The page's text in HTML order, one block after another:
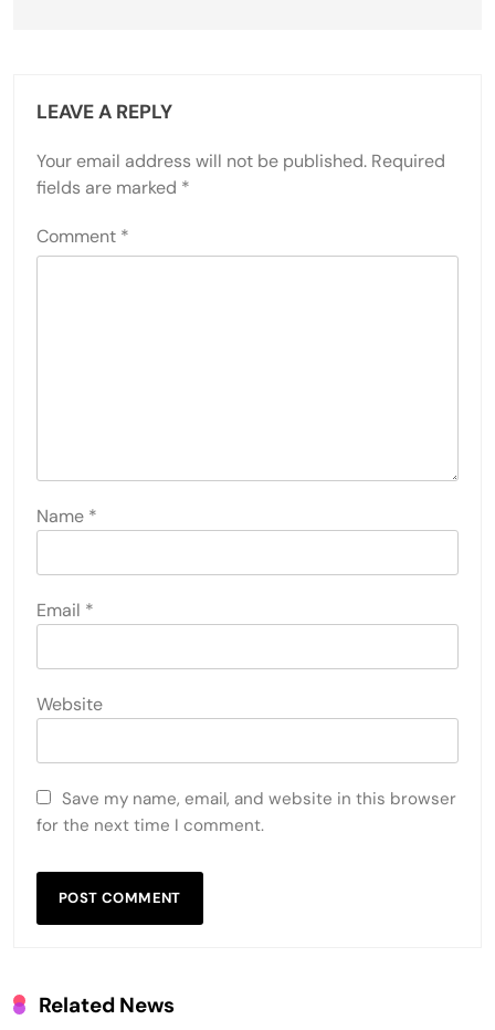
LEAVE A REPLY
Your email address will not be published. Required
fields are marked *
Comment *
Name *
Email *
Website
Save my name, email, and website in this browser
for the next time I comment.
Related News